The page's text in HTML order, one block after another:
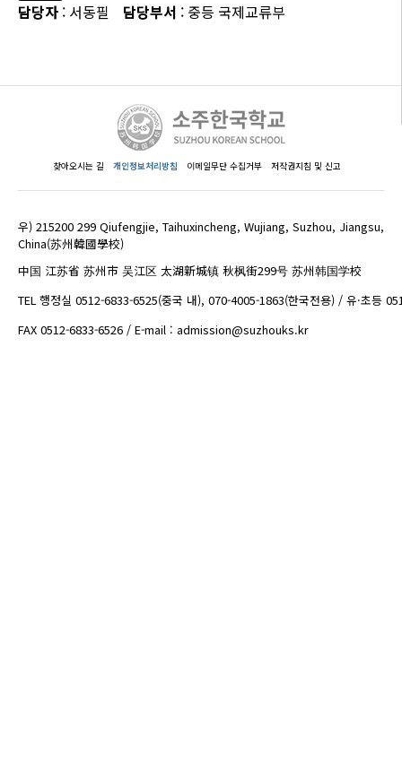
담당자 : 서동필 담당부서 : 중등 국제교류부
찾아오시는 길 개인정보처리방침 이메일무단 수집거부 저작권지침 및 신고
우) 215200 299 Qiufengjie, Taihuxincheng, Wujiang, Suzhou, Jiangsu,
China(苏州韓國學校)
中国 江苏省 苏州市 吴江区 太湖新城镇 秋枫街299号 苏州韩国学校
TEL 행정실 0512-6833-6525(중국 내), 070-4005-1863(한국전용) / 유·초등
FAX 0512-6833-6526 / E-mail : admission@suzhouks.kr